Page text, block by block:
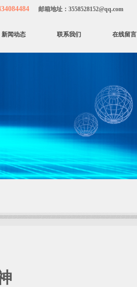
邮箱地址： 3558528152@qq.com
新闻动态 联系我们 在线留言